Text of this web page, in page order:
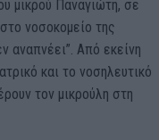
μικρού Παναγιώτη, σε
νοσοκομείο της
αναπνέει”. Από εκείνη
και το νοσηλευτικό
τον μικρούλη στη